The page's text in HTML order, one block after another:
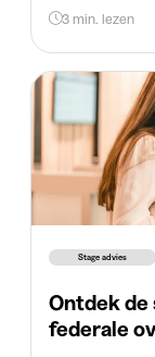
3 min. lezen
Stage advies
Ontdek de
federale